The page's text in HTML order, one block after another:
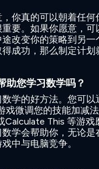
你真的可以朝着任何
要。如果你愿意，可
改变你的策略到另一
成功，那么制定计划
助您学习数学吗？
学的好方法。您可以
戏微调您的技能加减
Calculate This 等游戏
学会帮助你，无论是
中与电脑竞争。